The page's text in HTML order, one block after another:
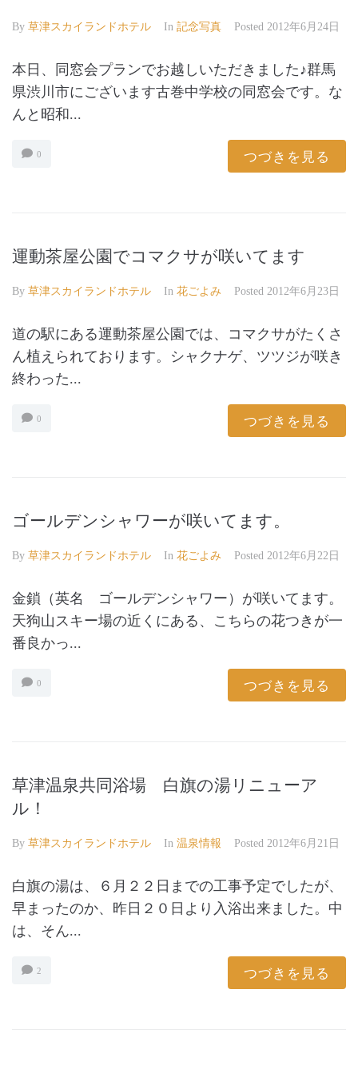
By 草津スカイランドホテル In 記念写真 Posted 2012年6月24日
本日、同窓会プランでお越しいただきました♪群馬
県渋川市にございます古巻中学校の同窓会です。な
んと昭和...
0 つづきを見る
運動茶屋公園でコマクサが咲いてます
By 草津スカイランドホテル In 花ごよみ Posted 2012年6月23日
道の駅にある運動茶屋公園では、コマクサがたくさ
ん植えられております。シャクナゲ、ツツジが咲き
終わった...
0 つづきを見る
ゴールデンシャワーが咲いてます。
By 草津スカイランドホテル In 花ごよみ Posted 2012年6月22日
金鎖（英名 ゴールデンシャワー）が咲いてます。
天狗山スキー場の近くにある、こちらの花つきが一
番良かっ...
0 つづきを見る
草津温泉共同浴場 白旗の湯リニューア
ル！
By 草津スカイランドホテル In 温泉情報 Posted 2012年6月21日
白旗の湯は、６月２２日までの工事予定でしたが、
早まったのか、昨日２０日より入浴出来ました。中
は、そん...
2 つづきを見る